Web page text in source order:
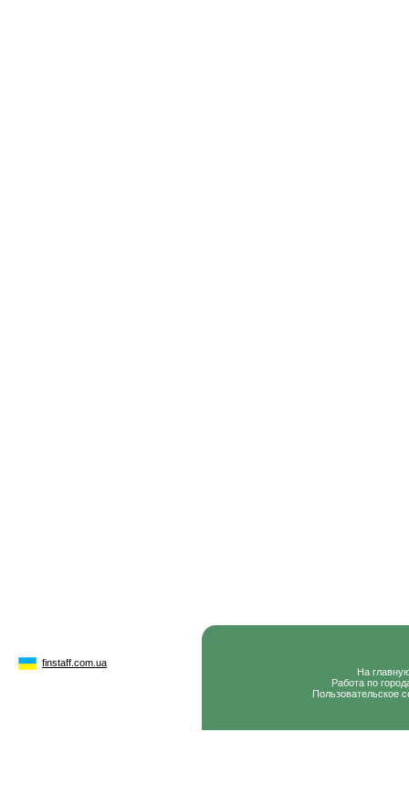
finstaff.com.ua
На
Работа по
Пользовательское